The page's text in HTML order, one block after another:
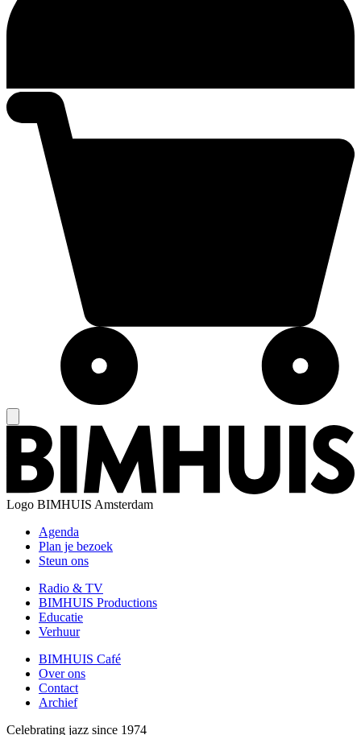
Logo BIMHUIS Amsterdam
Agenda
Plan je bezoek
Steun ons
Radio & TV
BIMHUIS Productions
Educatie
Verhuur
BIMHUIS Café
Over ons
Contact
Archief
Celebrating jazz since 1974